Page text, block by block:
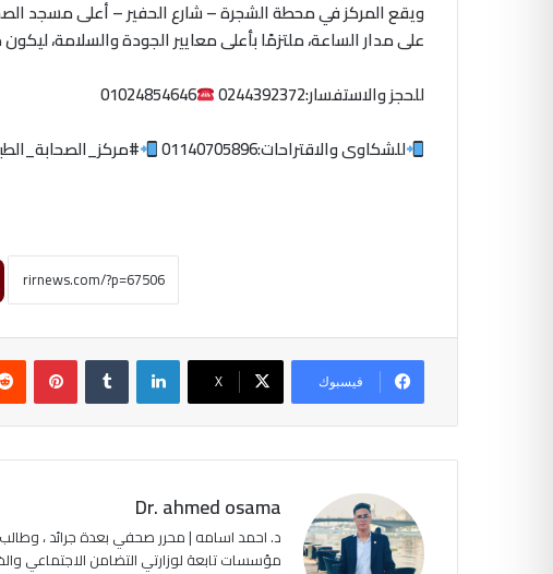
ويقع المركز في محطة الشجرة – شارع الحفير – أعلى مسجد
على مدار الساعة، ملتزمًا بأعلى معايير الجودة والسلامة،
للحجز والاستفسار:0244392372
01024854646
للشكاوى والاقتراحات:01140705896
فيسبوك ‫X
لينكدإن
Dr. ahmed osama
د. احمد اسامه | محرر صحفي بعدة جرائد ،
مؤسسات تابعة لوزارتي التضامن الاجتماعي والخارجية